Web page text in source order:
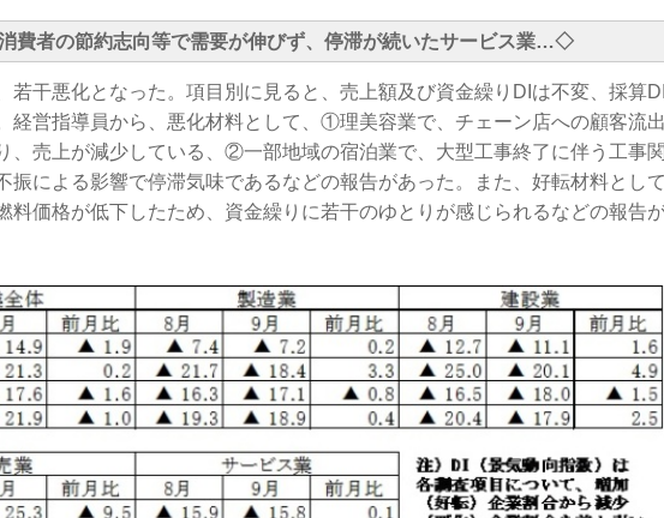
費者の節約志向等で需要が伸びず、停滞が続いたサービス業…◇
干悪化となった。項目別に見ると、売上額及び資金繰りDIは不変、採算DI
経営指導員から、悪化材料として、①理美容業で、チェーン店への顧客流出
、売上が減少している、②一部地域の宿泊業で、大型工事終了に伴う工事関
振による影響で停滞気味であるなどの報告があった。また、好転材料として
料価格が低下したため、資金繰りに若干のゆとりが感じられるなどの報告